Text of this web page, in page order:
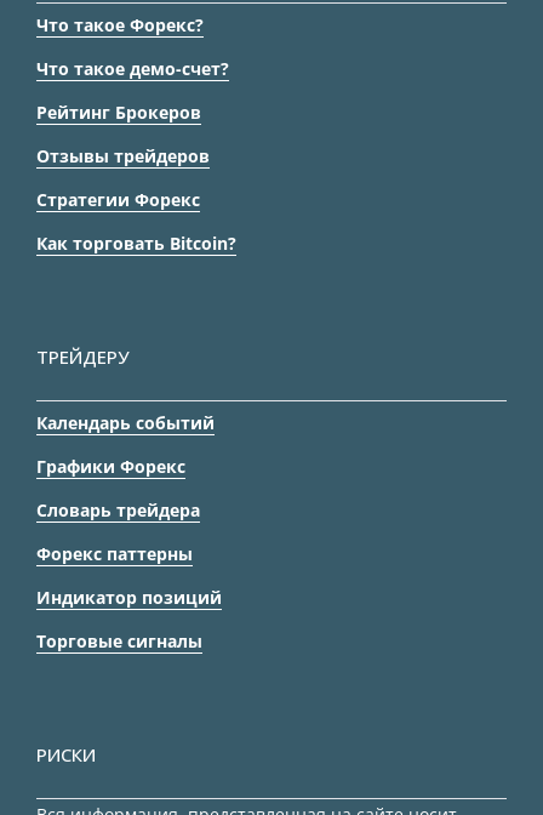
Что такое Форекс?
Что такое демо-счет?
Рейтинг Брокеров
Отзывы трейдеров
Стратегии Форекс
Как торговать Bitcoin?
ТРЕЙДЕРУ
Календарь событий
Графики Форекс
Словарь трейдера
Форекс паттерны
Индикатор позиций
Торговые сигналы
РИСКИ